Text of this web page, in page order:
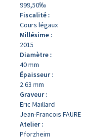
999,50‰
Fiscalité :
Cours légaux
Millésime :
2015
Diamètre :
40 mm
Épaisseur :
2.63 mm
Graveur :
Eric Maillard
Jean-Francois FAURE
Atelier :
Pforzheim